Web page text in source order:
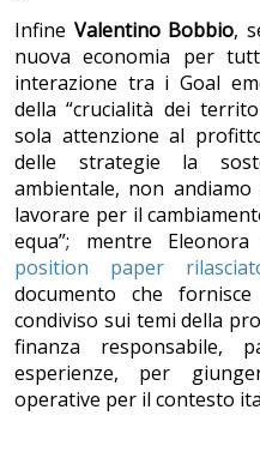
Infine Valentino Bobbio,
nuova economia per
interazione tra i Goal
della “crucialità dei
sola attenzione al
delle strategie la
ambientale, non
lavorare per il
equa”; mentre
position paper
documento che
condiviso sui temi della
finanza responsabile,
esperienze, per
operative per il contesto